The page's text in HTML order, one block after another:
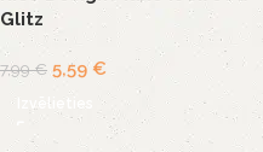
Glitz
7,99€ 5,59€
Izvēlieties